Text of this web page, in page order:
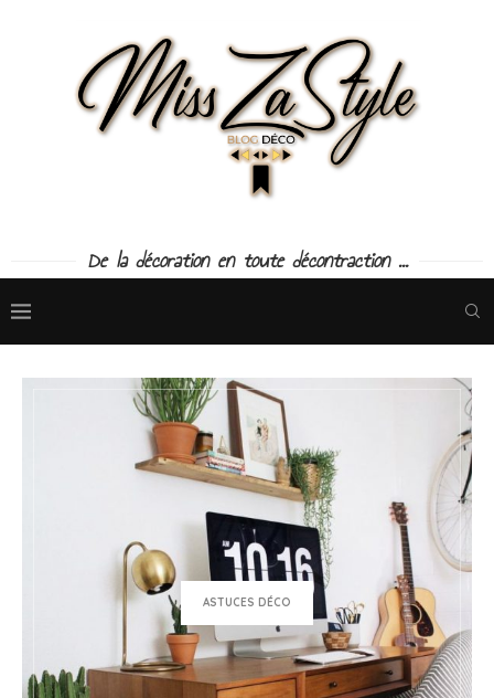
De la décoration en toute décontraction ...
ASTUCES DÉCO